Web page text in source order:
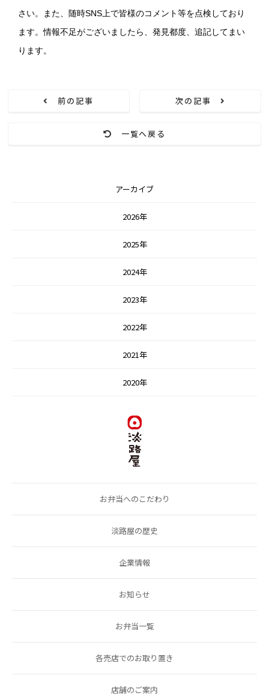
さい。また、随時SNS上で皆様のコメント等を点検しており
ます。情報不足がございましたら、発見都度、追記してまい
ります。
前の記事
一覧へ戻る
次の記事
アーカイブ
2026年
2025年
2024年
2023年
2022年
2021年
2020年
お弁当へのこだわり
淡路屋の歴史
企業情報
お知らせ
お弁当一覧
各売店でのお取り置き
店舗のご案内